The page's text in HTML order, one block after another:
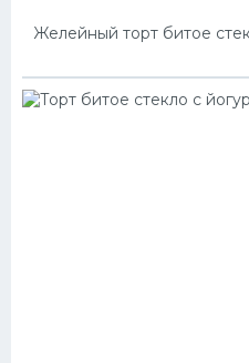
Желейный торт битое